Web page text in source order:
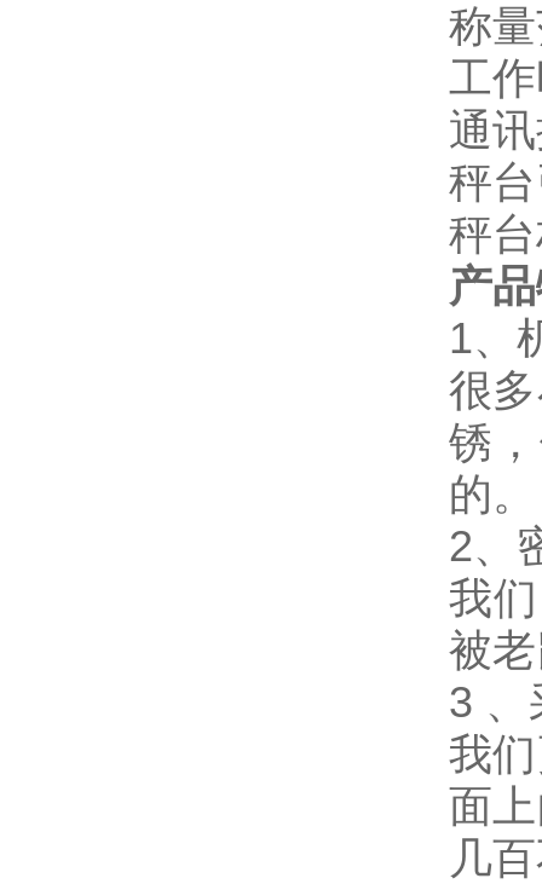
称
工
通
秤
秤
产
1、
很
锈
的。
2、
我
被
3 、
我
面
几